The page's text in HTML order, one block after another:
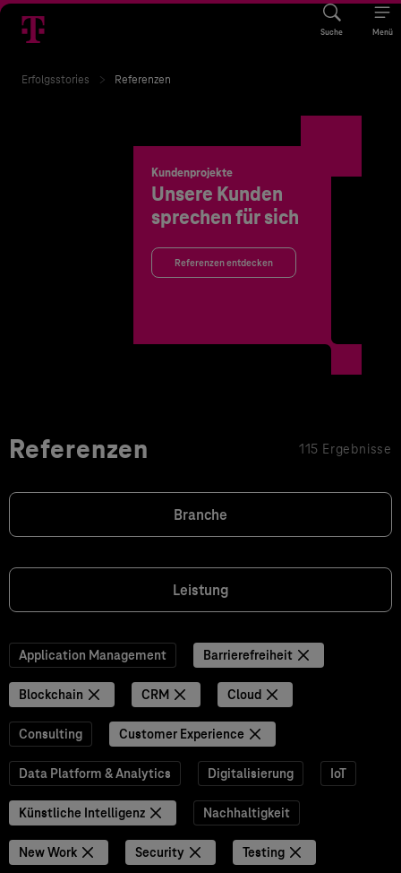
Suche Menü
Erfolgsstories Referenzen
Kundenprojekte
Unsere Kunden
sprechen für sich
Referenzen entdecken
Referenzen 115 Ergebnisse
Branche
Leistung
Application Management Barrierefreiheit
Blockchain CRM Cloud
Consulting Customer Experience
Data Platform & Analytics Digitalisierung IoT
Künstliche Intelligenz Nachhaltigkeit
New Work Security Testing